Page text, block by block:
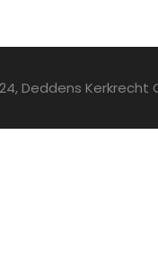
Deddens Kerkrecht